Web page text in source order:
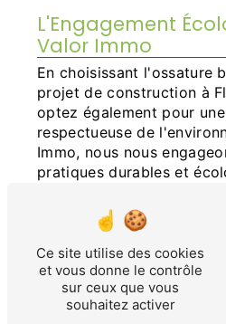
L'Engagement
Valor Immo
En choisissant l'ossature
projet de construction à
optez également pour
respectueuse de
Immo, nous nous
pratiques durables et
réalisations en ossature
à la préservation de
générations futures.
Contactez Valor
Projet d'Ossature
Si vous envisagez de
Ce site utilise des cookies
et vous donne le contrôle
sur ceux que vous
souhaitez activer